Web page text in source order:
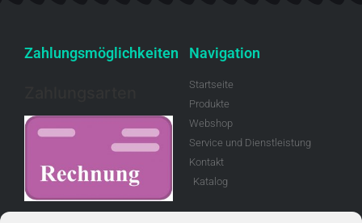
Zahlungsmöglichkeiten Navigation
Startseite
Produkte
Webshop
Service und Dienstleistung
Kontakt
Katalog